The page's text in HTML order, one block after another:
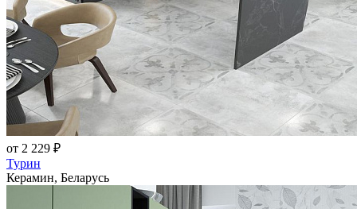
от 2 229 ₽
Турин
Керамин, Беларусь